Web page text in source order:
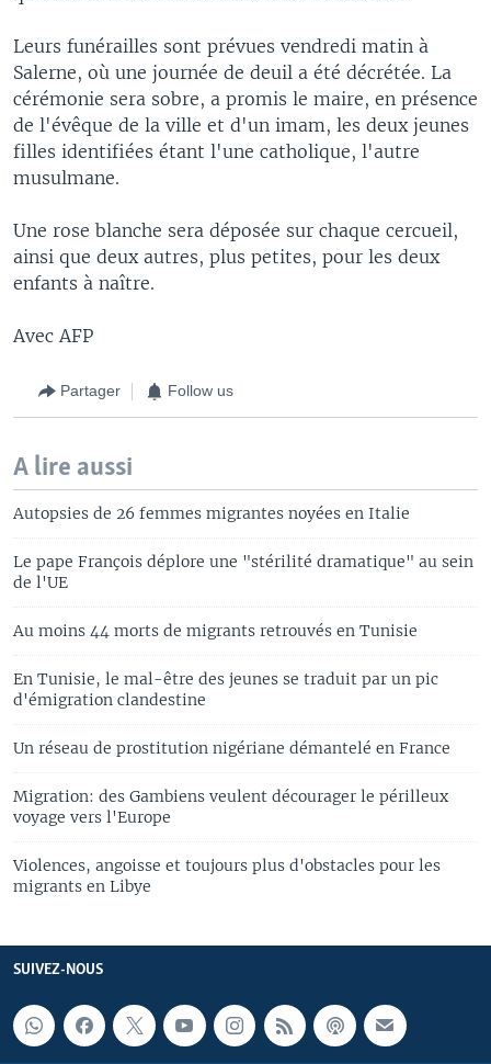
Leurs funérailles sont prévues vendredi matin à
Salerne, où une journée de deuil a été décrétée. La
cérémonie sera sobre, a promis le maire, en présence
de l'évêque de la ville et d'un imam, les deux jeunes
filles identifiées étant l'une catholique, l'autre
musulmane.
Une rose blanche sera déposée sur chaque cercueil,
ainsi que deux autres, plus petites, pour les deux
enfants à naître.
Avec AFP
Partager Follow us
A lire aussi
Autopsies de 26 femmes migrantes noyées en Italie
Le pape François déplore une "stérilité dramatique" au sein
de l'UE
Au moins 44 morts de migrants retrouvés en Tunisie
En Tunisie, le mal-être des jeunes se traduit par un pic
d'émigration clandestine
Un réseau de prostitution nigériane démantelé en France
Migration: des Gambiens veulent décourager le périlleux
voyage vers l'Europe
Violences, angoisse et toujours plus d'obstacles pour les
migrants en Libye
SUIVEZ-NOUS